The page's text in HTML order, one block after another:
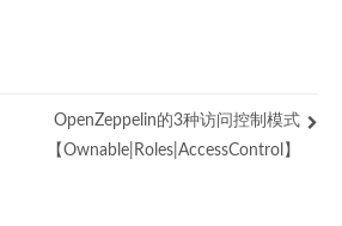
OpenZeppelin的3种访问控制模式
【Ownable|Roles|AccessControl】